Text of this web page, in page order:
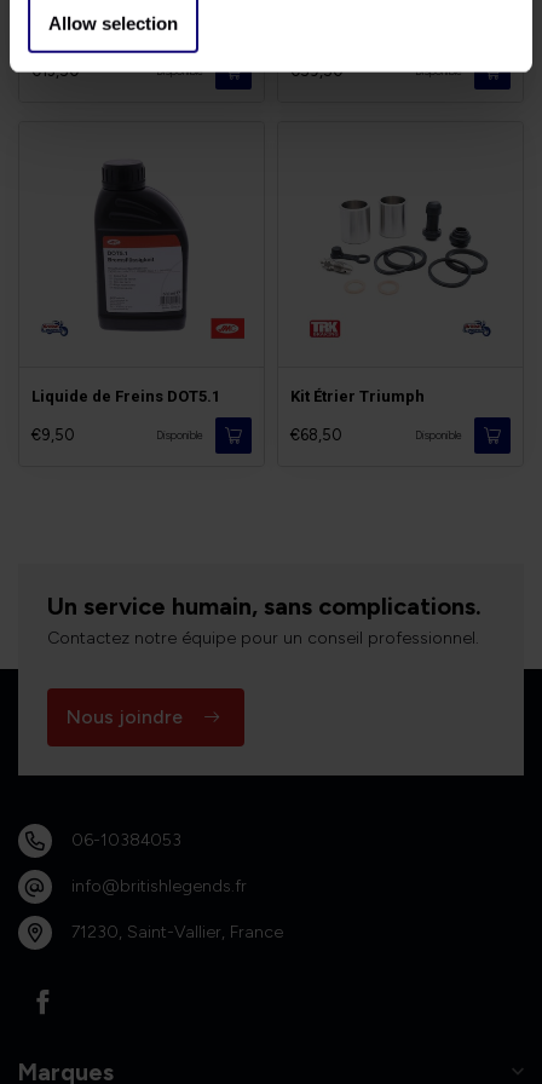
Allow selection
Frein Filet Loctite
€13,50 Disponible €59,50 Disponible
Liquide de Freins DOT5.1
€9,50 Disponible
Kit Étrier Triumph
€68,50 Disponible
Un service humain, sans complications.
Contactez notre équipe pour un conseil professionnel.
Nous joindre
06-10384053
info@britishlegends.fr
71230, Saint-Vallier, France
Marques